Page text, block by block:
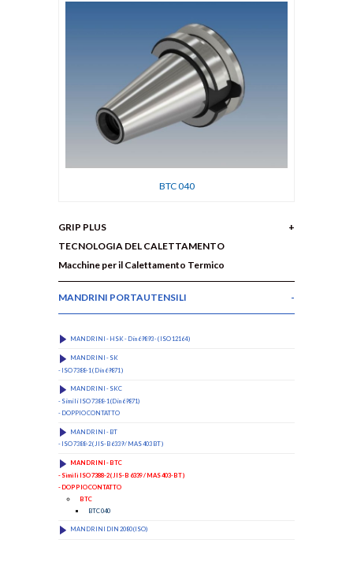
BTC 040
GRIP PLUS
TECNOLOGIA DEL CALETTAMENTO
Macchine per il Calettamento Termico
MANDRINI PORTAUTENSILI
MANDRINI - HSK - Din 69893 - ( ISO 12164 )
MANDRINI - SK
- ISO 7388-1 ( Din 69871 )
MANDRINI - SKC
- Simili ISO 7388-1 (Din 69871)
- DOPPIO CONTATTO
MANDRINI - BT
- ISO 7388-2 ( JIS-B 6339 / MAS 403 BT )
MANDRINI - BTC
- Simili ISO 7388-2 ( JIS-B 6339 / MAS 403-BT )
- DOPPIO CONTATTO
BTC
BTC 040
MANDRINI DIN 2080 (ISO)